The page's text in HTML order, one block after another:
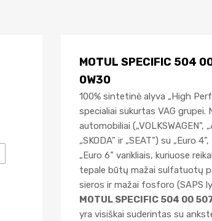
MOTUL SPECIFIC 504
0W30
100% sintetinė alyva „High
specialiai sukurtas VAG grupei.
automobiliai („VOLKSWAGEN”,
„SKODA” ir „SEAT”) su „Euro
„Euro 6” varikliais, kuriuose
tepale būtų mažai sulfatuotų
sieros ir mažai fosforo (SAPS
MOTUL SPECIFIC 504 00
yra visiškai suderintas su